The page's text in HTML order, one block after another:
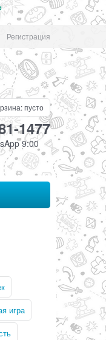
Регистрация
пусто
1477
9:00
игра